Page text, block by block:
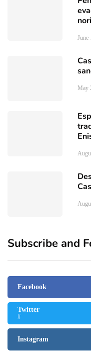
June
May
Subscribe and
Facebook
Twitter
#
Instagram